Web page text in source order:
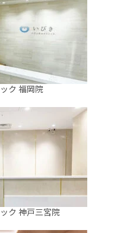
ク 福岡院
ク 神戸三宮院